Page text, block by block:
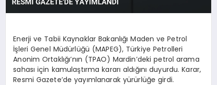
Enerji ve Tabii Kaynaklar Bakanlığı Maden ve Petrol
İşleri Genel Müdürlüğü (MAPEG), Türkiye Petrolleri
Anonim Ortaklığı’nın (TPAO) Mardin’deki petrol arama
sahası için kamulaştırma kararı aldığını duyurdu. Karar,
Resmi Gazete’de yayımlanarak yürürlüğe girdi.